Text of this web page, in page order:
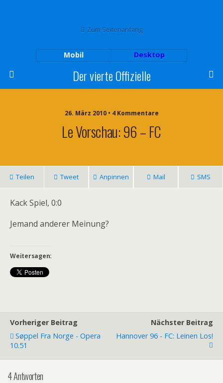
Zum Seitenanfang
Mobil Desktop
Der vierte Offizielle
26. März 2010 • 4 Kommentare
Le Vorschau: 96 – FC
Teilen Tweet Anpinnen Mail SMS
Kack Spiel, 0:0
Jemand anderer Meinung?
Weitersagen:
Vorheriger Beitrag
Søppel Fra Norge - Opera
10.51
Nächster Beitrag
Hannover 96 - FC: Leinen Los!
4 Antworten